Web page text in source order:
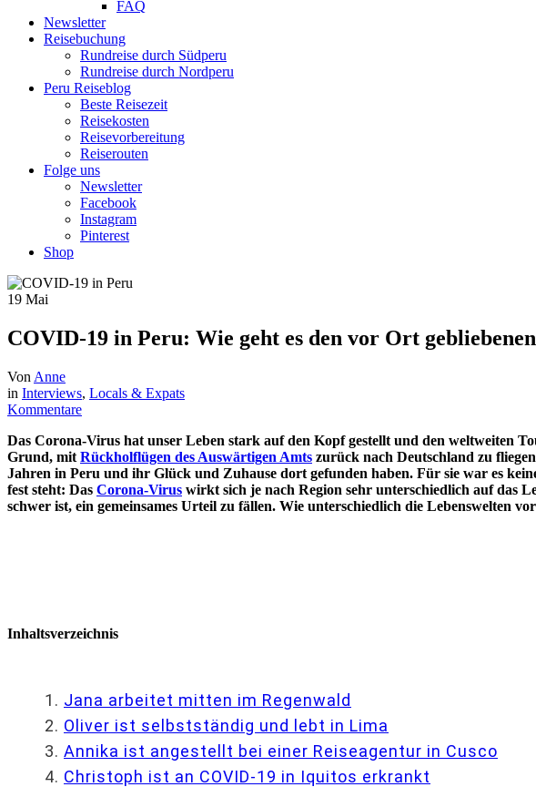
FAQ
Newsletter
Reisebuchung
Rundreise durch Südperu
Rundreise durch Nordperu
Peru Reiseblog
Beste Reisezeit
Reisekosten
Reisevorbereitung
Reiserouten
Folge uns
Newsletter
Facebook
Instagram
Pinterest
Shop
19 Mai
COVID-19 in Peru: Wie geht es den vor Ort
Von Anne
in Interviews, Locals & Expats
Kommentare
Das Corona-Virus hat unser Leben stark auf den Kopf gestellt und den weltweiten
Grund, mit Rückholflügen des Auswärtigen Amts zurück nach Deutschland zu
Jahren in Peru und ihr Glück und Zuhause dort gefunden haben. Für sie war es
fest steht: Das Corona-Virus wirkt sich je nach Region sehr unterschiedlich auf das
schwer ist, ein gemeinsames Urteil zu fällen. Wie unterschiedlich die Lebenswelten
Inhaltsverzeichnis
Jana arbeitet mitten im Regenwald
Oliver ist selbstständig und lebt in Lima
Annika ist angestellt bei einer Reiseagentur in Cusco
Christoph ist an COVID-19 in Iquitos erkrankt